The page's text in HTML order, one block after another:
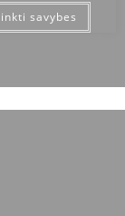
savybes